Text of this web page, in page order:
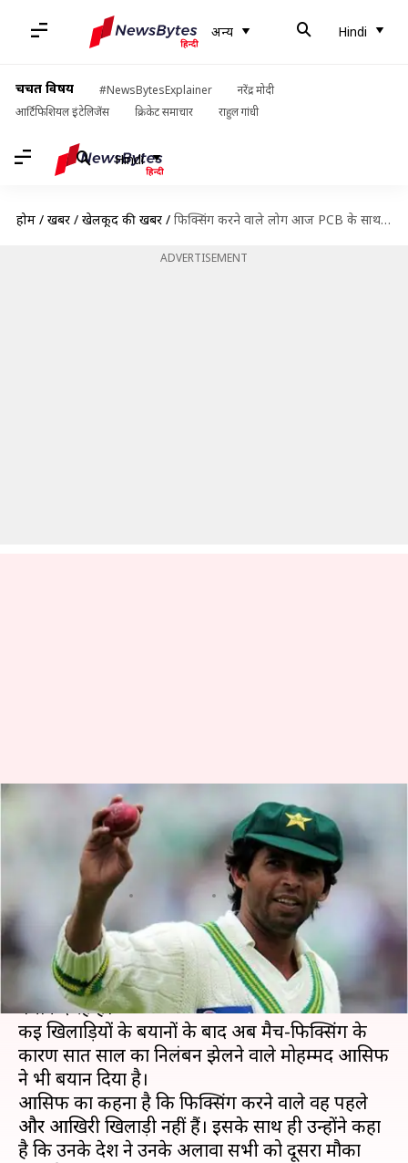
अन्य Hindi
चर्चित विषय #NewsBytesExplainer
नरेंद्र मोदी
आर्टिफिशियल इंटेलिजेंस
क्रिकेट समाचार राहुल गांधी
Hindi
होम / खबरें / खेलकूद की खबरें / फिक्सिंग करने वाले लोग आज PCB के साथ काम कर रहे हैं- मोहम्मद आसिफ
ADVERTISEMENT
फिक्सिंग करने वाले लोग आज PCB
के साथ काम कर रहे हैं- मोहम्मद
आसिफ
Neeraj Pandey 06:22 pm
क्या है खबर?
वर्तमान समय में पाकिस्तानी क्रिकेटर्स रोज ही कुछ नया
बयान दे रहे हैं।
कई खिलाड़ियों के बयानों के बाद अब मैच-फिक्सिंग के
कारण सात साल का निलंबन झेलने वाले मोहम्मद आसिफ
ने भी बयान दिया है।
आसिफ का कहना है कि फिक्सिंग करने वाले वह पहले
और आखिरी खिलाड़ी नहीं हैं। इसके साथ ही उन्होंने कहा
है कि उनके देश ने उनके अलावा सभी को दूसरा मौका